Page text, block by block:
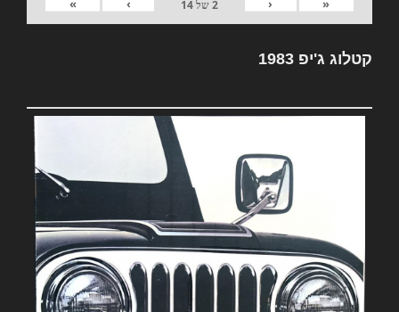
«
‹
2של14
›
»
קטלוג ג'יפ 1983